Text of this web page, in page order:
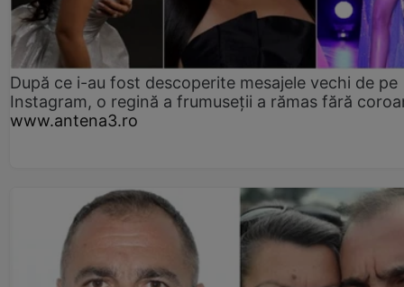
După ce i-au fost descoperite mesajele vechi de pe
Instagram, o regină a frumuseții a rămas fără
www.antena3.ro